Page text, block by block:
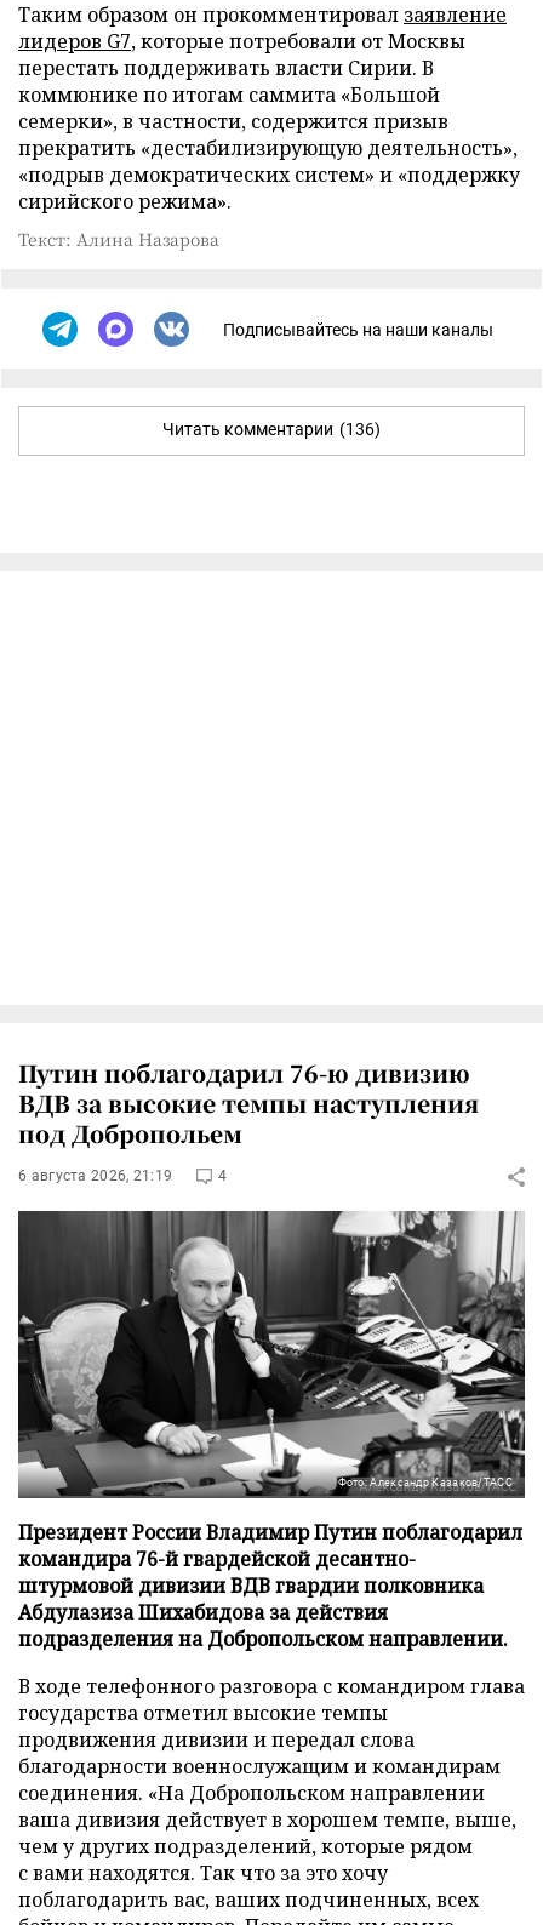
Таким образом он прокомментировал заявление
лидеров G7, которые потребовали от Москвы
перестать поддерживать власти Сирии. В
коммюнике по итогам саммита «Большой
семерки», в частности, содержится призыв
прекратить «дестабилизирующую деятельность»,
«подрыв демократических систем» и «поддержку
сирийского режима».
Текст: Алина Назарова
Подписывайтесь на наши каналы
Читать комментарии (136)
Путин поблагодарил 76-ю дивизию
ВДВ за высокие темпы наступления
под Добропольем
6 августа 2026, 21:19 4
Фото: Александр Казаков/ТАСС
Президент России Владимир Путин поблагодарил
командира 76-й гвардейской десантно-
штурмовой дивизии ВДВ гвардии полковника
Абдулазиза Шихабидова за действия
подразделения на Добропольском направлении.
В ходе телефонного разговора с командиром глава
государства отметил высокие темпы
продвижения дивизии и передал слова
благодарности военнослужащим и командирам
соединения. «На Добропольском направлении
ваша дивизия действует в хорошем темпе, выше,
чем у других подразделений, которые рядом
с вами находятся. Так что за это хочу
поблагодарить вас, ваших подчиненных, всех